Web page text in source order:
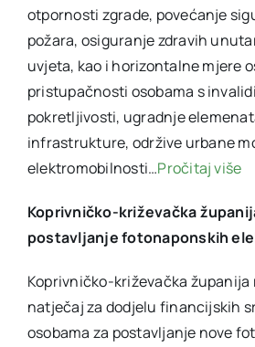
otpornosti zgrade, povećanje
požara, osiguranje zdravih
uvjeta, kao i horizontalne mjere
pristupačnosti osobama s
pokretljivosti, ugradnje
infrastrukture, održive urbane
elektromobilnosti…Pročitaj više
Koprivničko-križevačka
postavljanje fotonaponskih
Koprivničko-križevačka županija
natječaj za dodjelu financijskih
osobama za postavljanje nove